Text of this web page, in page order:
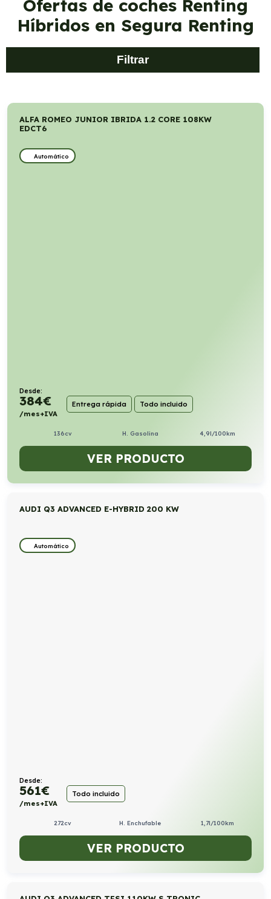
Ofertas de coches Renting
Híbridos en Segura Renting
Filtrar
ALFA ROMEO JUNIOR IBRIDA 1.2 CORE 108KW
EDCT6
Automático
Desde:
384€
/mes+IVA
Entrega rápida Todo incluido
136cv H. Gasolina 4,9l/100km
VER PRODUCTO
AUDI Q3 ADVANCED E-HYBRID 200 KW
Automático
Desde:
561€
/mes+IVA
Todo incluido
272cv H. Enchufable 1,7l/100km
VER PRODUCTO